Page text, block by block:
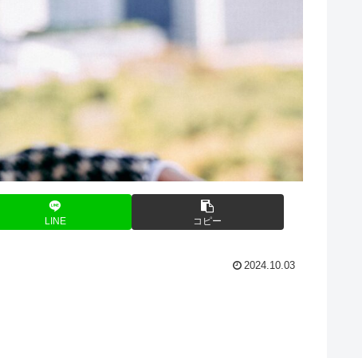
LINE コピー
2024.10.03